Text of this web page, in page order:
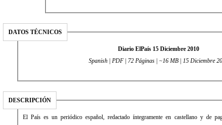
DATOS TÉCNICOS
Diario ElPaís 15 Diciembre 2010
Spanish | PDF | 72 Páginas | ~16 MB | 15 Diciembre
DESCRIPCIÓN
El País es un periódico español, redactado íntegramente en castellano y de